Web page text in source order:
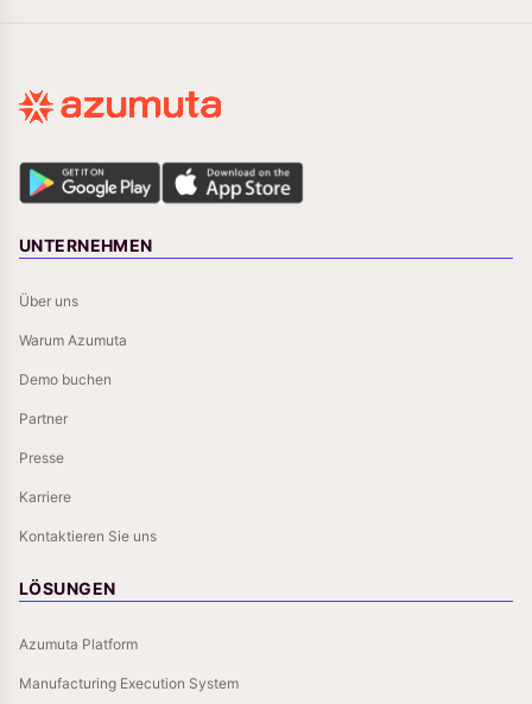
UNTERNEHMEN
Über uns
Warum Azumuta
Demo buchen
Partner
Presse
Karriere
Kontaktieren Sie uns
LÖSUNGEN
Azumuta Platform
Manufacturing Execution System